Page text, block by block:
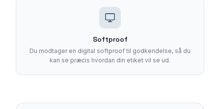
Softproof
Du modtager en digital softproof til godkendelse, så du
kan se præcis hvordan din etiket vil se ud.